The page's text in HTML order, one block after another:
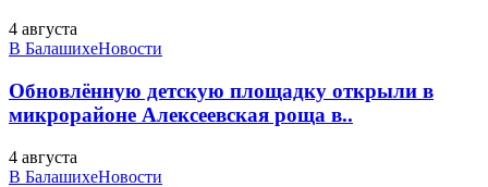
4 августа
В БалашихеНовости
Обновлённую детскую площадку открыли в
микрорайоне Алексеевская роща в..
4 августа
В БалашихеНовости